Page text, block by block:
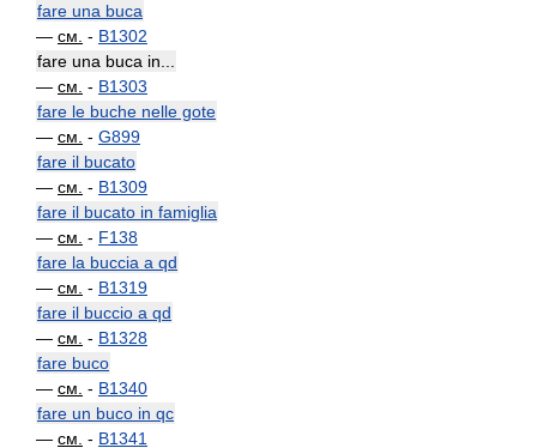
fare una buca
— см. - B1302
fare una buca in...
— см. - B1303
fare le buche nelle gote
— см. - G899
fare il bucato
— см. - B1309
fare il bucato in famiglia
— см. - F138
fare la buccia a qd
— см. - B1319
fare il buccio a qd
— см. - B1328
fare buco
— см. - B1340
fare un buco in qc
— см. - B1341